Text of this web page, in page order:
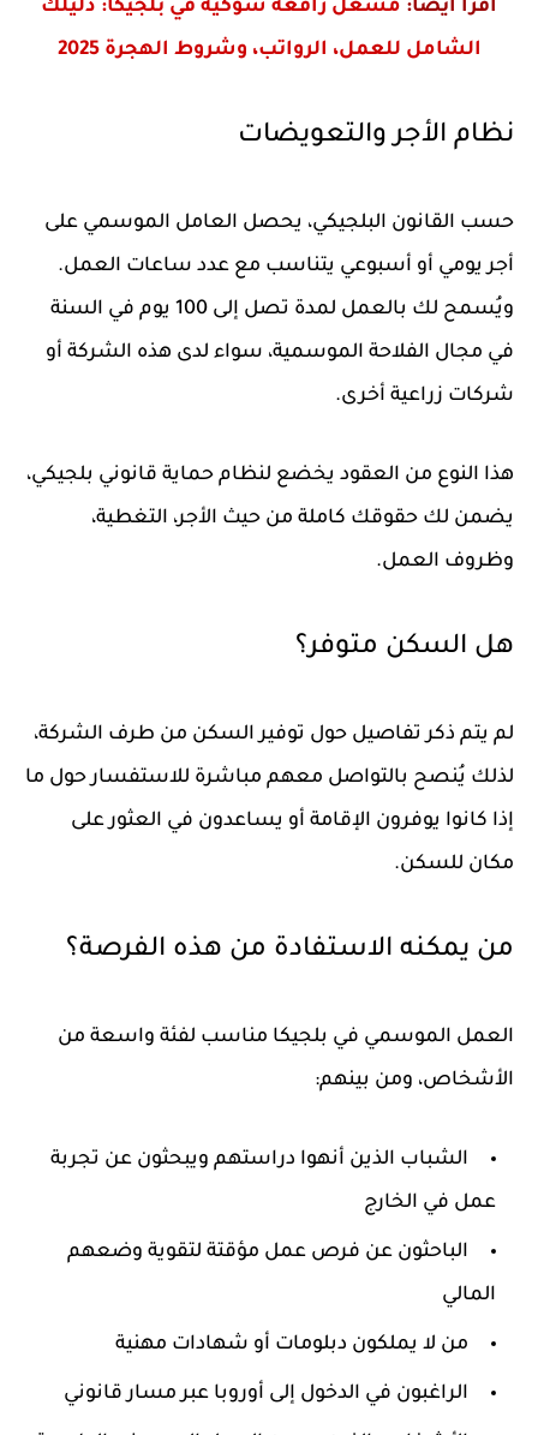
اقرا ايضا: مشغل رافعة شوكية في بلجيكا: دليلك
الشامل للعمل، الرواتب، وشروط الهجرة 2025
نظام الأجر والتعويضات
حسب القانون البلجيكي، يحصل العامل الموسمي على
أجر يومي أو أسبوعي يتناسب مع عدد ساعات العمل.
ويُسمح لك بالعمل لمدة تصل إلى 100 يوم في السنة
في مجال الفلاحة الموسمية، سواء لدى هذه الشركة أو
شركات زراعية أخرى.
هذا النوع من العقود يخضع لنظام حماية قانوني بلجيكي،
يضمن لك حقوقك كاملة من حيث الأجر، التغطية،
وظروف العمل.
هل السكن متوفر؟
لم يتم ذكر تفاصيل حول توفير السكن من طرف الشركة،
لذلك يُنصح بالتواصل معهم مباشرة للاستفسار حول ما
إذا كانوا يوفرون الإقامة أو يساعدون في العثور على
مكان للسكن.
من يمكنه الاستفادة من هذه الفرصة؟
العمل الموسمي في بلجيكا مناسب لفئة واسعة من
الأشخاص، ومن بينهم:
الشباب الذين أنهوا دراستهم ويبحثون عن تجربة
عمل في الخارج
الباحثون عن فرص عمل مؤقتة لتقوية وضعهم
المالي
من لا يملكون دبلومات أو شهادات مهنية
الراغبون في الدخول إلى أوروبا عبر مسار قانوني